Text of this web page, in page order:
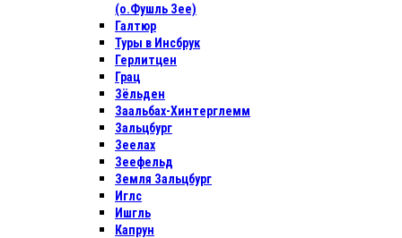
(о.Фушль Зее)
Галтюр
Туры в Инсбрук
Герлитцен
Грац
Зёльден
Заальбах-Хинтерглемм
Зальцбург
Зеелах
Зеефельд
Земля Зальцбург
Иглс
Ишгль
Капрун